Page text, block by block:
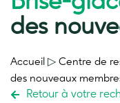
des
Accueil ▷ Centre de
des nouveaux
Retour à votre